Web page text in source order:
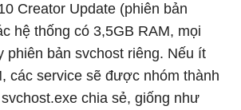
Creator Update (phiên bản
hệ thống có 3,5GB RAM, mọi
phiên bản svchost riêng. Nếu ít
các service sẽ được nhóm thành
chia sẻ, giống như